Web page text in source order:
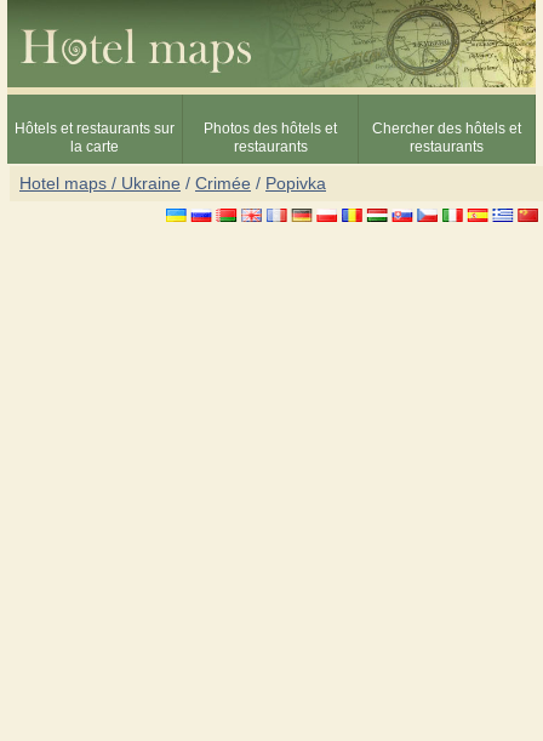
Hôtels et restaurants sur
la carte
Photos des hôtels et
restaurants
Chercher des hôtels et
restaurants
Hotel maps / Ukraine / Crimée / Popivka